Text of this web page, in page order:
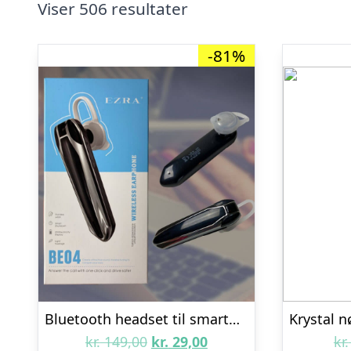
Viser 506 resultater
-81%
Bluetooth headset til smartphone
kr.149,00 Den
kr. 29,00Den
kr.